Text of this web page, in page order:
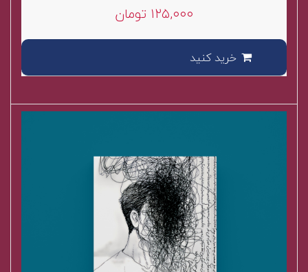
۱۲۵,۰۰۰ تومان
خرید کنید